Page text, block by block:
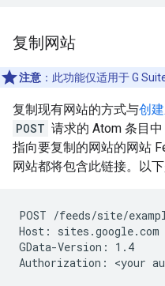
复制网站
注意 ：此功能仅适用于 G
复制现有网站的方式与创
POST 请求的 Atom 条目
指向要复制的网站的网站
网站都将包含此链接。以
POST /feeds/site/
Host: sites.google.com
GData-Version: 1.4
Authorization: <your